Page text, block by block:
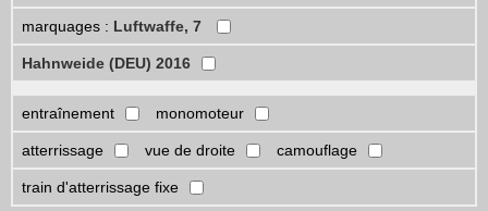
marquages : Luftwaffe, 7
Hahnweide (DEU) 2016
entraînement monomoteur
atterrissage vue de droite camouflage
train d'atterrissage fixe